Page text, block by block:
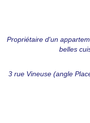
Propriétaire d'un
belles
3 rue Vineuse (angle